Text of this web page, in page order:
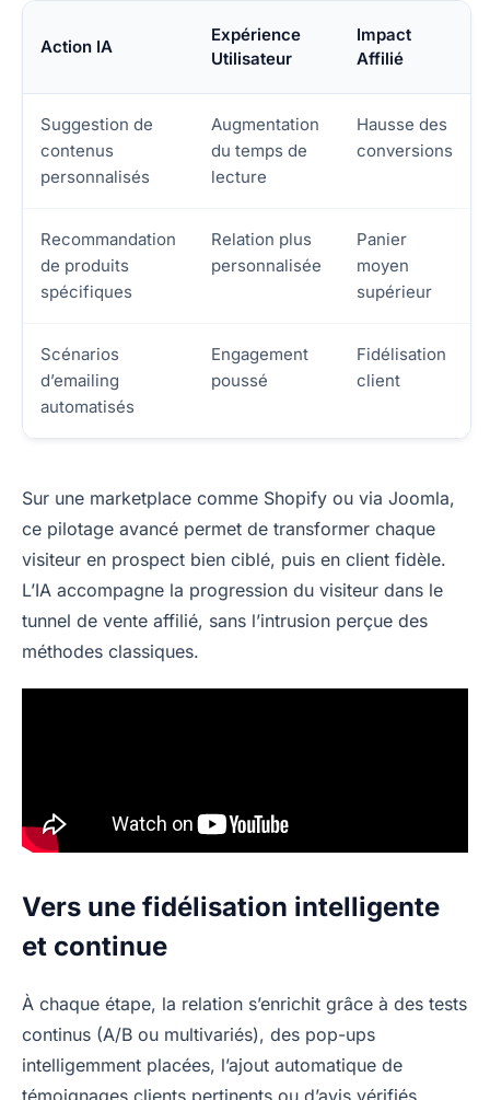
Action IA
Expérience
Utilisateur
Impact
Affilié
Suggestion de
contenus
personnalisés
Augmentation
du temps de
lecture
Hausse des
conversions
Recommandation
de produits
spécifiques
Relation plus
personnalisée
Panier
moyen
supérieur
Scénarios
d’emailing
automatisés
Engagement
poussé
Fidélisation
client
Sur une marketplace comme Shopify ou via Joomla,
ce pilotage avancé permet de transformer chaque
visiteur en prospect bien ciblé, puis en client fidèle.
L’IA accompagne la progression du visiteur dans le
tunnel de vente affilié, sans l’intrusion perçue des
méthodes classiques.
Vers une fidélisation intelligente
et continue
À chaque étape, la relation s’enrichit grâce à des tests
continus (A/B ou multivariés), des pop-ups
intelligemment placées, l’ajout automatique de
témoignages clients pertinents ou d’avis vérifiés.